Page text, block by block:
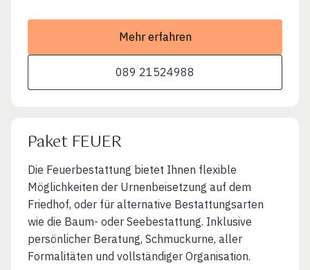
Mehr erfahren
089 21524988
Paket FEUER
Die Feuerbestattung bietet Ihnen flexible
Möglichkeiten der Urnenbeisetzung auf dem
Friedhof, oder für alternative Bestattungsarten
wie die Baum- oder Seebestattung. Inklusive
persönlicher Beratung, Schmuckurne, aller
Formalitäten und vollständiger Organisation.